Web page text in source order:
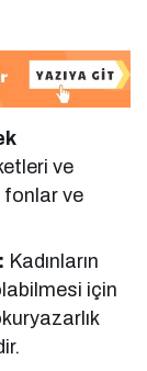
ve
fonlar ve
Kadınların
için